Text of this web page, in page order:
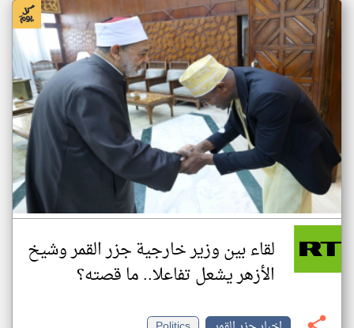
لقاء بين وزير خارجية جزر القمر وشيخ
الأزهر يشعل تفاعلا.. ما قصته؟